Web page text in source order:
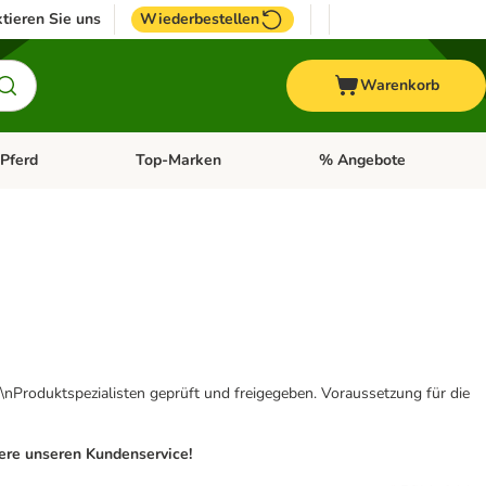
Sie uns Wiederbestellen
Warenkorb
Fisch Menü öffnen: Vogel
Pferd Kategorie-Menü öffnen: Pferd
Top-Marken Kategorie-Menü öffnen:
% Angebote
geprüft und freigegeben. Voraussetzung für die
unseren Kundenservice!